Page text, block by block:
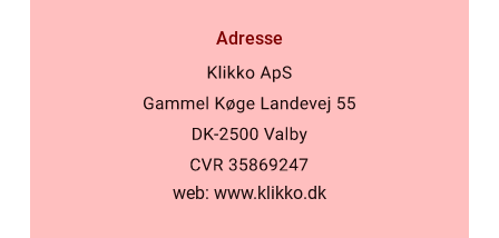
Adresse
web: www.klikko.dk